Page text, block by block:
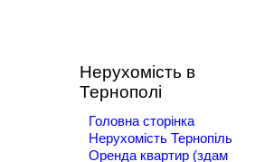
Нерухомість в
Тернополі
Головна сторінка
Нерухомість Тернопіль
Оренда квартир (здам